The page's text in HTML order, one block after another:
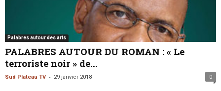
Palabres autour des arts
PALABRES AUTOUR DU ROMAN : « Le
terroriste noir » de...
Sud Plateau TV - 29 janvier 2018 0